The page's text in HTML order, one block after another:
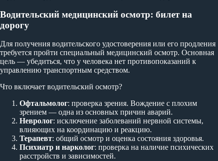
Водительский медицинский осмотр: билет на
дорогу
Для получения водительского удостоверения или его продления
требуется пройти специальный медицинский осмотр. Основная
цель — убедиться, что у человека нет противопоказаний к
управлению транспортным средством.
Что включает водительский осмотр?
Офтальмолог: проверка зрения. Вождение с плохим
зрением — одна из основных причин аварий.
Невролог: исключение заболеваний нервной системы,
влияющих на координацию и реакцию.
Терапевт: общий осмотр и оценка состояния здоровья.
Психиатр и нарколог: проверка на наличие психических
расстройств и зависимостей.